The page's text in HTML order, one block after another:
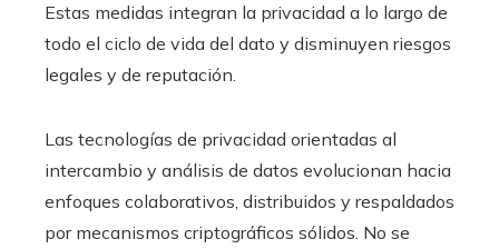
Estas medidas integran la privacidad a lo largo de
todo el ciclo de vida del dato y disminuyen riesgos
legales y de reputación.
Las tecnologías de privacidad orientadas al
intercambio y análisis de datos evolucionan hacia
enfoques colaborativos, distribuidos y respaldados
por mecanismos criptográficos sólidos. No se